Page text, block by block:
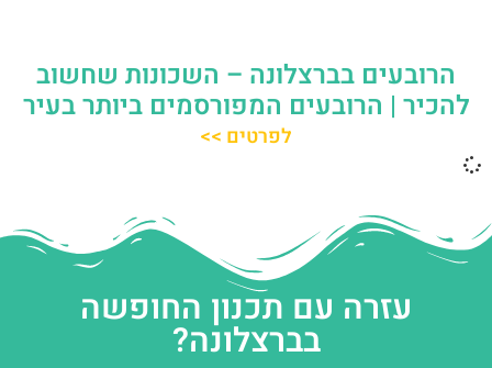
הרובעים בברצלונה – השכונות שחשוב
להכיר | הרובעים המפורסמים ביותר בעיר
לפרטים >>
עזרה עם תכנון החופשה
בברצלונה?